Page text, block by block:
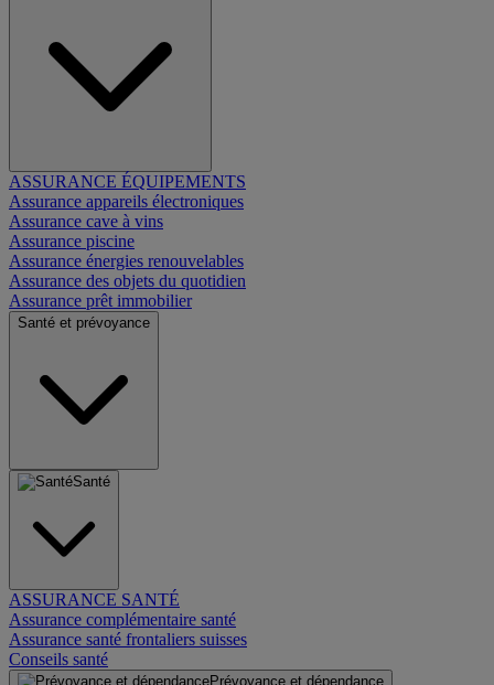
ASSURANCE ÉQUIPEMENTS
Assurance appareils électroniques
Assurance cave à vins
Assurance piscine
Assurance énergies renouvelables
Assurance des objets du quotidien
Assurance prêt immobilier
Santé et prévoyance
Santé
ASSURANCE SANTÉ
Assurance complémentaire santé
Assurance santé frontaliers suisses
Conseils santé
Prévoyance et dépendance